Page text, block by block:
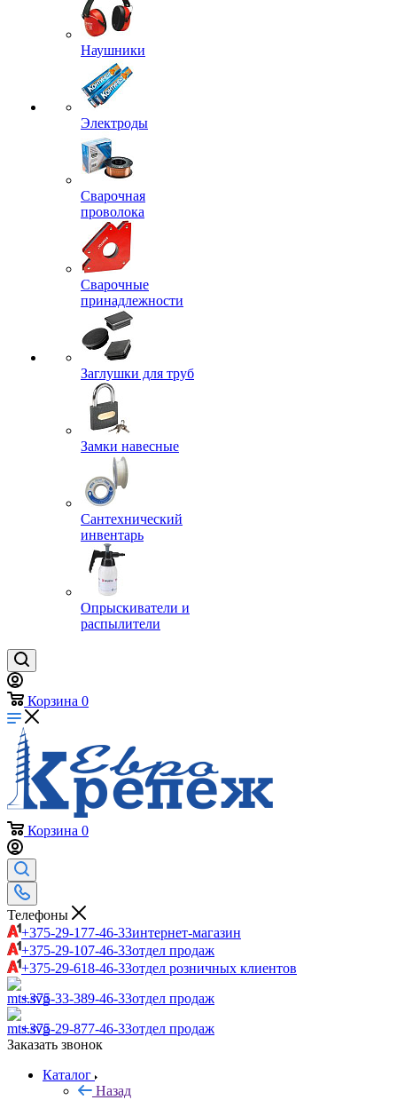
Наушники
Электроды
Сварочная
проволока
Сварочные
принадлежности
Заглушки для труб
Замки навесные
Сантехнический
инвентарь
Опрыскиватели и
распылители
Корзина 0
Корзина 0
Телефоны
+375-29-177-46-33интернет-магазин
+375-29-107-46-33отдел продаж
+375-29-618-46-33отдел розничных клиентов
+375-33-389-46-33отдел продаж
+375-29-877-46-33отдел продаж
Заказать звонок
Каталог
Назад